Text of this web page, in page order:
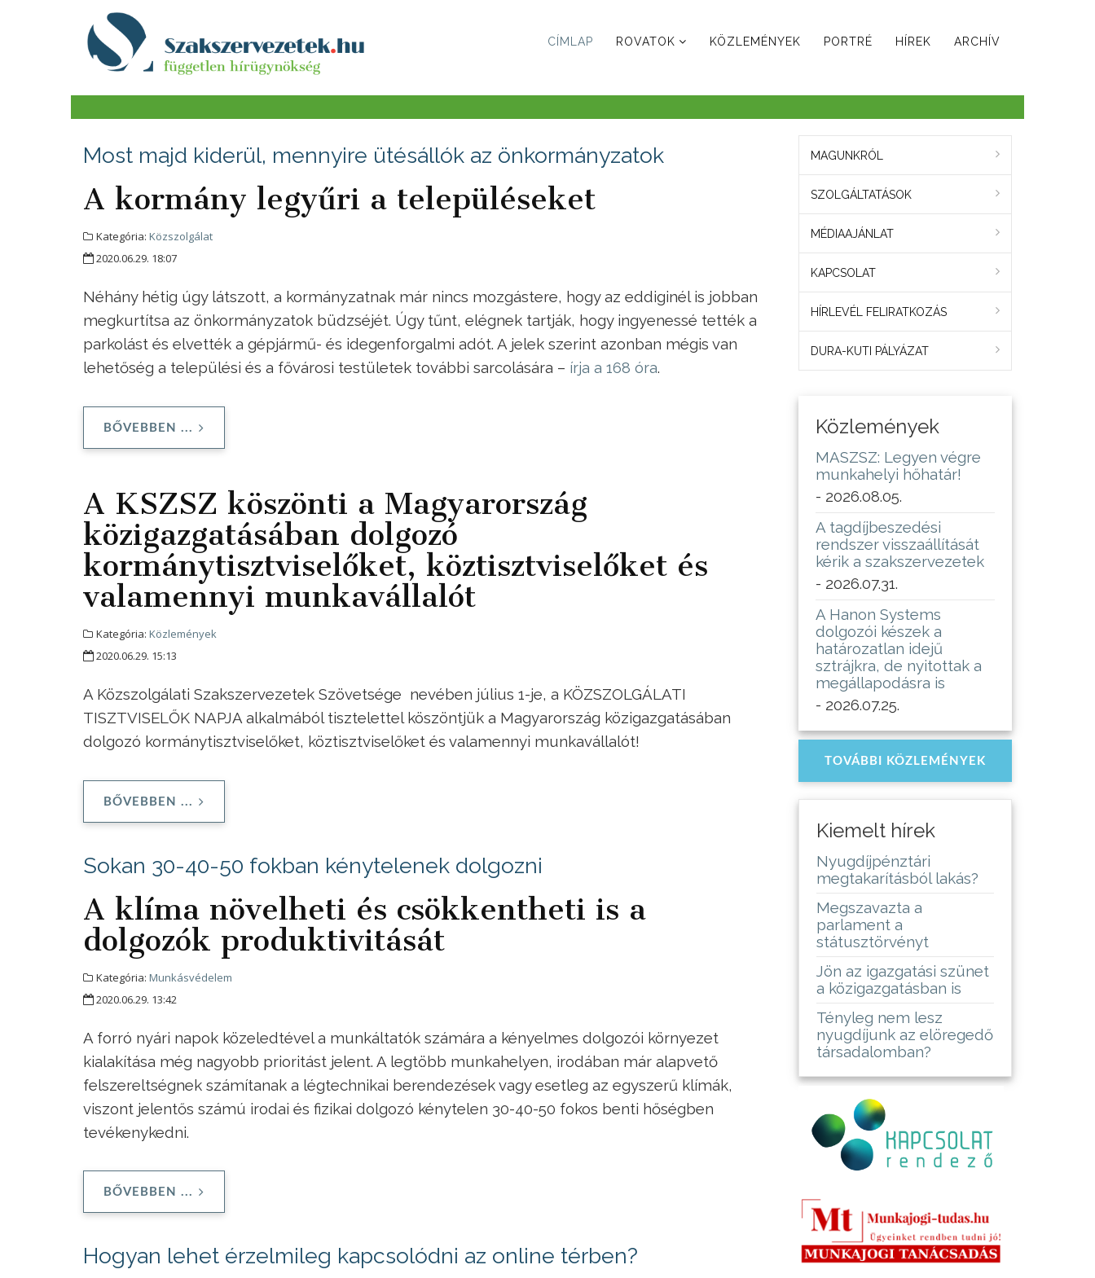
CÍMLAP ROVATOK KÖZLEMÉNYEK PORTRÉ HÍREK ARCHÍV
Most majd kiderül, mennyire ütésállók az önkormányzatok
A kormány legyűri a településeket
Kategória: Közszolgálat
2020.06.29. 18:07
Néhány hétig úgy látszott, a kormányzatnak már nincs mozgástere, hogy az eddiginél is jobban
megkurtítsa az önkormányzatok büdzséjét. Úgy tűnt, elégnek tartják, hogy ingyenessé tették a
parkolást és elvették a gépjármű- és idegenforgalmi adót. A jelek szerint azonban mégis van
lehetőség a települési és a fővárosi testületek további sarcolására – írja a 168 óra.
BŐVEBBEN ...
A KSZSZ köszönti a Magyarország
közigazgatásában dolgozó
kormánytisztviselőket, köztisztviselőket és
valamennyi munkavállalót
Kategória: Közlemények
2020.06.29. 15:13
A Közszolgálati Szakszervezetek Szövetsége nevében július 1-je, a KÖZSZOLGÁLATI
TISZTVISELŐK NAPJA alkalmából tisztelettel köszöntjük a Magyarország közigazgatásában
dolgozó kormánytisztviselőket, köztisztviselőket és valamennyi munkavállalót!
BŐVEBBEN ...
Sokan 30-40-50 fokban kénytelenek dolgozni
A klíma növelheti és csökkentheti is a
dolgozók produktivitását
Kategória: Munkásvédelem
2020.06.29. 13:42
A forró nyári napok közeledtével a munkáltatók számára a kényelmes dolgozói környezet
kialakítása még nagyobb prioritást jelent. A legtöbb munkahelyen, irodában már alapvető
felszereltségnek számítanak a légtechnikai berendezések vagy esetleg az egyszerű klímák,
viszont jelentős számú irodai és fizikai dolgozó kénytelen 30-40-50 fokos benti hőségben
tevékenykedni.
BŐVEBBEN ...
Hogyan lehet érzelmileg kapcsolódni az online térben?
MAGUNKRÓL
SZOLGÁLTATÁSOK
MÉDIAAJÁNLAT
KAPCSOLAT
HÍRLEVÉL FELIRATKOZÁS
DURA-KUTI PÁLYÁZAT
Közlemények
MASZSZ: Legyen végre
munkahelyi hőhatár!
- 2026.08.05.
A tagdíjbeszedési
rendszer visszaállítását
kérik a szakszervezetek
- 2026.07.31.
A Hanon Systems
dolgozói készek a
határozatlan idejű
sztrájkra, de nyitottak a
megállapodásra is
- 2026.07.25.
TOVÁBBI KÖZLEMÉNYEK
Kiemelt hírek
Nyugdíjpénztári
megtakarításból lakás?
Megszavazta a
parlament a
státusztörvényt
Jön az igazgatási szünet
a közigazgatásban is
Tényleg nem lesz
nyugdíjunk az elöregedő
társadalomban?